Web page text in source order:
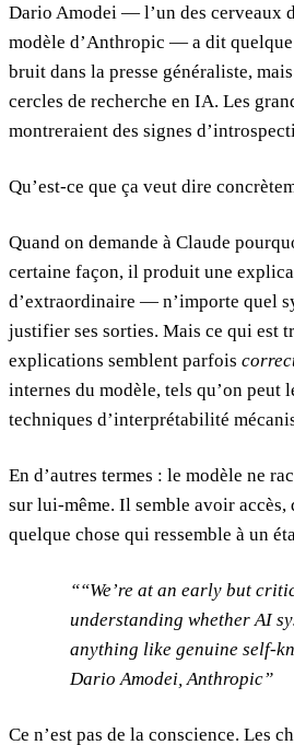
Dario Amodei — l’un des cerveaux
modèle d’Anthropic — a dit
bruit dans la presse généraliste,
cercles de recherche en IA. Les
montreraient des signes
Qu’est-ce que ça veut dire
Quand on demande à Claude
certaine façon, il produit une
d’extraordinaire — n’importe quel
justifier ses sorties. Mais ce qui est
explications semblent parfois
internes du modèle, tels qu’on peut
techniques d’interprétabilité
En d’autres termes : le modèle ne
sur lui-même. Il semble avoir accès,
quelque chose qui ressemble à un
“We’re at an early but
understanding whether AI
anything like genuine self-
Dario Amodei, Anthropic
Ce n’est pas de la conscience. Les